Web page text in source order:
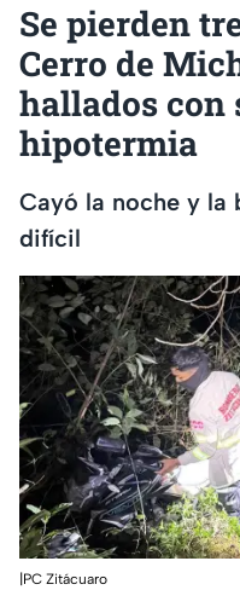
Se pierden
Cerro de
hallados con
hipotermia
Cayó la noche y la
difícil
|PC Zitácuaro